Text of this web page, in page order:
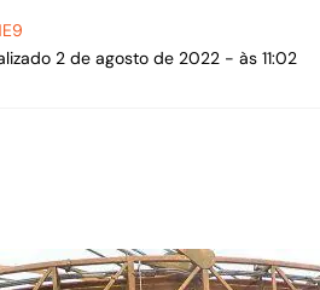
2 de agosto de 2022 - às 11:02